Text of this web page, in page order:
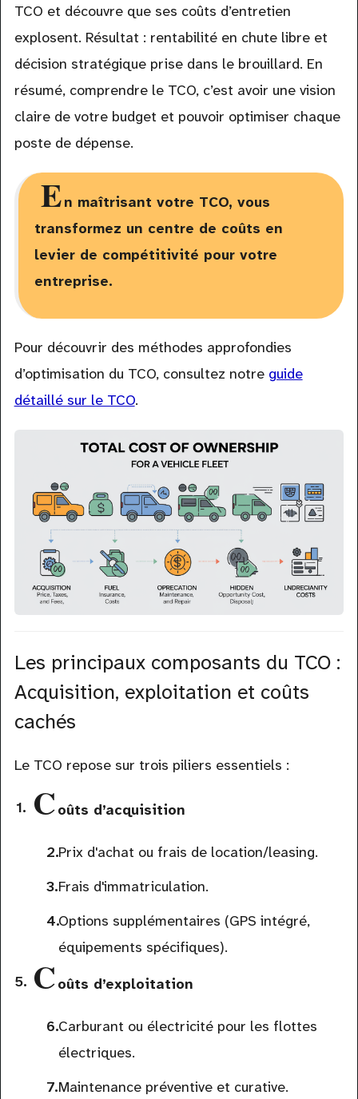
TCO et découvre que ses coûts d’entretien
explosent. Résultat : rentabilité en chute libre et
décision stratégique prise dans le brouillard. En
résumé, comprendre le TCO, c’est avoir une vision
claire de votre budget et pouvoir optimiser chaque
poste de dépense.
En maîtrisant votre TCO, vous
transformez un centre de coûts en
levier de compétitivité pour votre
entreprise.
Pour découvrir des méthodes approfondies
d’optimisation du TCO, consultez notre guide
détaillé sur le TCO.
Les principaux composants du TCO :
Acquisition, exploitation et coûts
cachés
Le TCO repose sur trois piliers essentiels :
Coûts d’acquisition
Prix d'achat ou frais de location/leasing.
Frais d'immatriculation.
Options supplémentaires (GPS intégré,
équipements spécifiques).
Coûts d’exploitation
Carburant ou électricité pour les flottes
électriques.
Maintenance préventive et curative.